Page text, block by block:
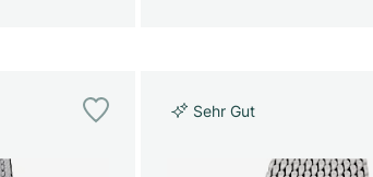
Sehr Gut